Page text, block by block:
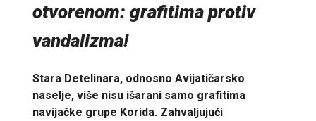
otvorenom: grafitima protiv
vandalizma!
Stara Detelinara, odnosno Avijatičarsko
naselje, više nisu išarani samo grafitima
navijačke grupe Korida. Zahvaljujući